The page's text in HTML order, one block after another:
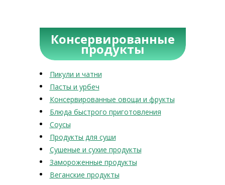
Консервированные
продукты
Пикули и чатни
Пасты и урбеч
Консервированные овощи и фрукты
Блюда быстрого приготовления
Соусы
Продукты для суши
Сушеные и сухие продукты
Замороженные продукты
Веганские продукты